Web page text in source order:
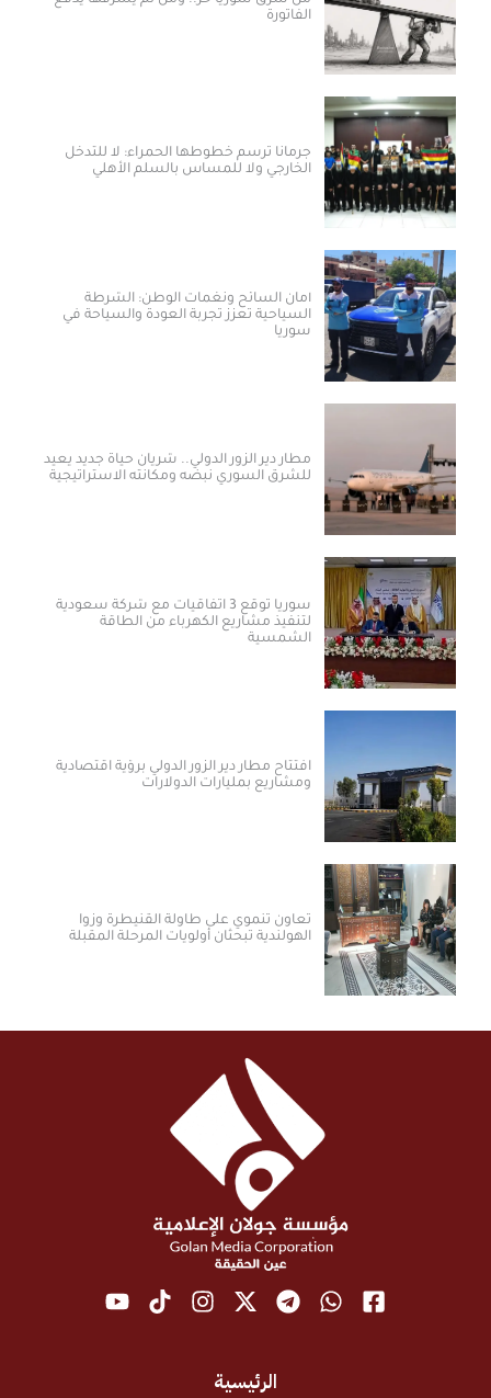
الفاتورة
جرمانا ترسم خطوطها الحمراء: لا للتدخل
الخارجي ولا للمساس بالسلم الأهلي
أمان السائح ونغمات الوطن: الشرطة
السياحية تعزز تجربة العودة والسياحة في
سوريا
مطار دير الزور الدولي.. شريان حياة جديد يعيد
للشرق السوري نبضه ومكانته الاستراتيجية
سوريا توقع 3 اتفاقيات مع شركة سعودية
لتنفيذ مشاريع الكهرباء من الطاقة
الشمسية
افتتاح مطار دير الزور الدولي برؤية اقتصادية
ومشاريع بمليارات الدولارات ​
تعاون تنموي على طاولة القنيطرة وزوا
الهولندية تبحثان أولويات المرحلة المقبلة